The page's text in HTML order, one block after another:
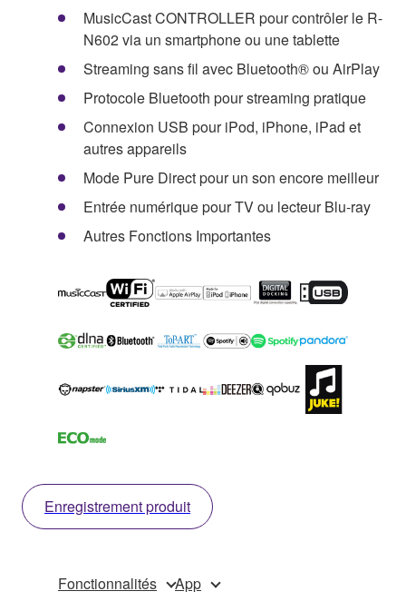
MusicCast CONTROLLER pour contrôler le R-
N602 via un smartphone ou une tablette
Streaming sans fil avec Bluetooth® ou AirPlay
Protocole Bluetooth pour streaming pratique
Connexion USB pour iPod, iPhone, iPad et
autres appareils
Mode Pure Direct pour un son encore meilleur
Entrée numérique pour TV ou lecteur Blu-ray
Autres Fonctions Importantes
Enregistrement produit
Fonctionnalités App